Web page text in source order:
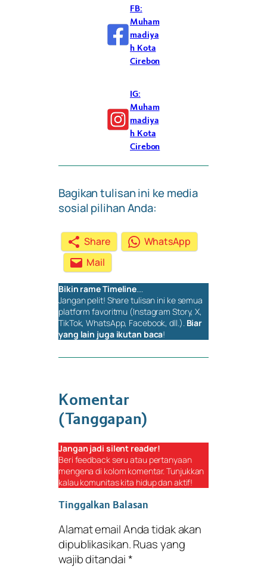
FB:
Muham
madiya
h Kota
Cirebon
IG:
Muham
madiya
h Kota
Cirebon
Bagikan tulisan ini ke media
sosial pilihan Anda:
Share
WhatsApp
Mail
Bikin rameTimeline
Jangan pelit! Sharetulisan ini ke semua
platform favoritmu (Instagram Story, X,
TikTok, WhatsApp, Facebook, dll.). Biar
yang lain juga ikutan baca!
Komentar
(Tanggapan)
Jangan jadi silent reader!
Beri feedbackseru atau pertanyaan
mengena di kolom komentar. Tunjukkan
kalau komunitas kita hidup dan aktif!
Tinggalkan Balasan
Alamat email Anda tidak akan
dipublikasikan.Ruas yang
wajib ditandai*